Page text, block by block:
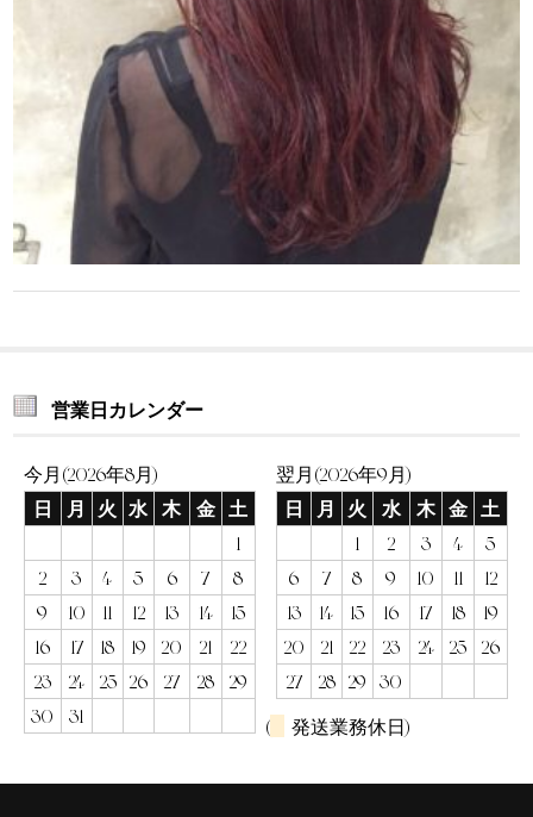
営業日カレンダー
今月(2026年8月)
日
月 火 水 木 金
土
1
2
3 4 5 6 7
8
9
10 11 12 13 14
15
16
17 18 19 20 21
22
23
24 25 26 27 28
29
30
31
翌月(2026年9月)
日
月 火 水 木 金
土
1
2 3 4
5
6
7 8 9 10 11
12
13
14 15 16 17 18
19
20
21 22 23 24 25
26
27
28 29
30
(
発送業務休日)